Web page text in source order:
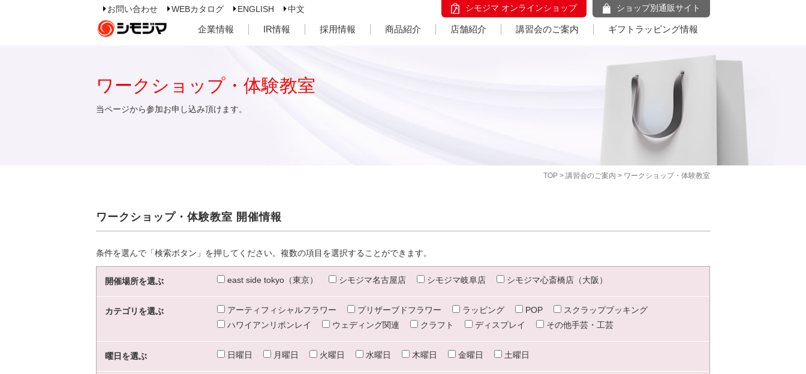
お問い合わせ WEBカタログ ENGLISH 中文 シモジマ オンラインショップ ショップ別通販サイト
企業情報 IR情報 採用情報 商品紹介 店舗紹介 講習会のご案内 ギフトラッピング情報
TOP > 講習会のご案内 > ワークショップ・体験教室
ワークショップ・体験教室
当ページから参加お申し込み頂けます。
ワークショップ・体験教室 開催情報
条件を選んで「検索ボタン」を押してください。複数の項目を選択することができます。
開催場所を選ぶ east side tokyo（東京） シモジマ名古屋店 シモジマ岐阜店 シモジマ心斎橋店（大阪）
カテゴリを選ぶ アーティフィシャルフラワー プリザーブドフラワー ラッピング POP
スクラップブッキング
ハワイアンリボンレイ
ウェディング関連 クラフト ディスプレイ その他手芸・工芸
曜日を選ぶ 日曜日 月曜日 火曜日 水曜日 木曜日 金曜日 土曜日